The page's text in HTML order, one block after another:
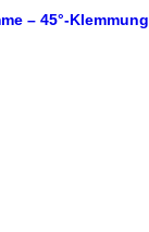
– 45°-Klemmung